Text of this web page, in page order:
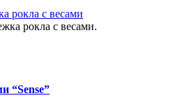
рокла с весами
“Sense”